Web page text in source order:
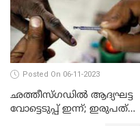
Posted On 06-11-2023
ഛത്തീസ്ഗഡില്‍ ആദ്യഘട്ട
വോട്ടെടുപ്പ്‌ ഇന്ന്; ഇരുപത്‌